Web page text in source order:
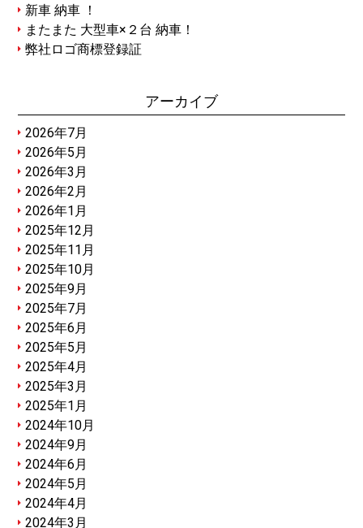
新車 納車 ！
またまた 大型車×２台 納車！
弊社ロゴ商標登録証
アーカイブ
2026年7月
2026年5月
2026年3月
2026年2月
2026年1月
2025年12月
2025年11月
2025年10月
2025年9月
2025年7月
2025年6月
2025年5月
2025年4月
2025年3月
2025年1月
2024年10月
2024年9月
2024年6月
2024年5月
2024年4月
2024年3月